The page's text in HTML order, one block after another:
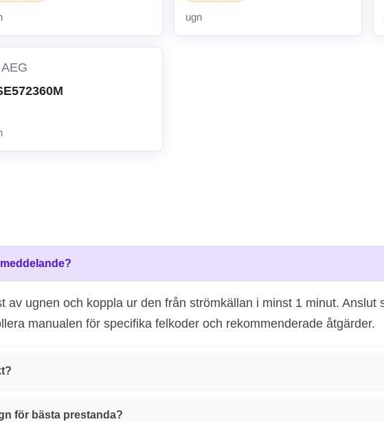
ugn
AEG
av ugnen och koppla ur den från strömkällan i minst 1 minut. Anslut
manualen för specifika felkoder och rekommenderade åtgärder.
för bästa prestanda?